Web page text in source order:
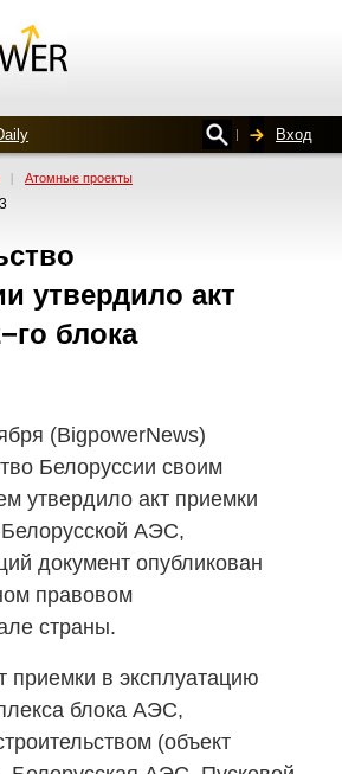
Вход
| Атомные проекты
утвердило акт
блока
(BigpowerNews)
Белоруссии своим
утвердило акт приемки
Белорусской АЭС,
документ опубликован
правовом
страны.
приемки в эксплуатацию
блока АЭС,
(объект